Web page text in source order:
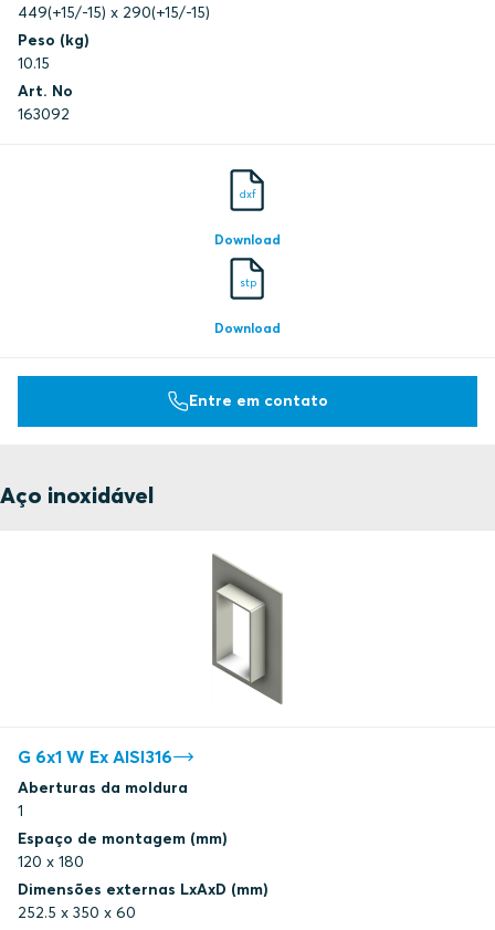
449(+15/-15) x 290(+15/-15)
Peso (kg)
10.15
Art. No
163092
dxf
Download
stp
Download
Entre em contato
Aço inoxidável
G 6x1 W Ex AISI316
Aberturas da moldura
1
Espaço de montagem (mm)
120 x 180
Dimensões externas LxAxD (mm)
252.5 x 350 x 60